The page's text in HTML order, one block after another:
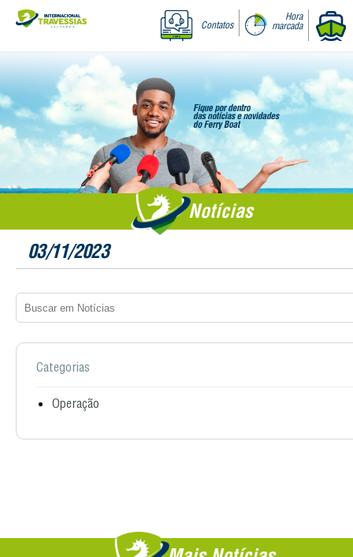
Contatos
Hora
marcada
Notícias
03/11/2023
Categorias
Operação